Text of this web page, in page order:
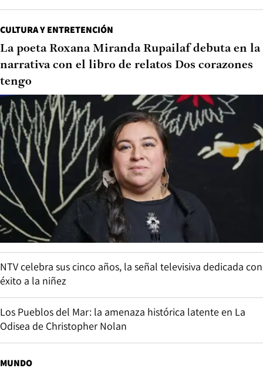
CULTURA Y ENTRETENCIÓN
La poeta Roxana Miranda Rupailaf debuta en la
narrativa con el libro de relatos Dos corazones
tengo
NTV celebra sus cinco años, la señal televisiva dedicada con
éxito a la niñez
Los Pueblos del Mar: la amenaza histórica latente en La
Odisea de Christopher Nolan
MUNDO